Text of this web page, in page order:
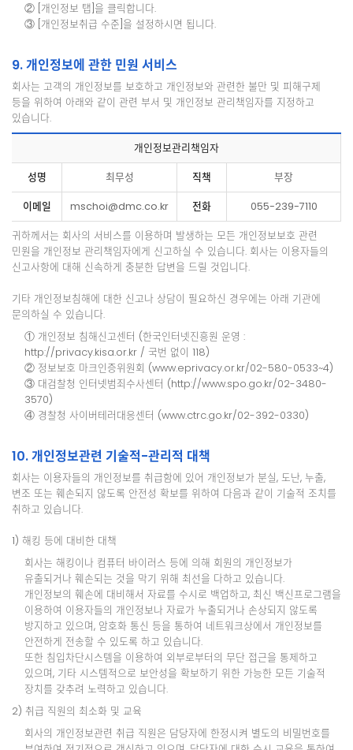
② [개인정보 탭]을 클릭합니다.
③ [개인정보취급 수준]을 설정하시면 됩니다.
9. 개인정보에 관한 민원 서비스
회사는 고객의 개인정보를 보호하고 개인정보와 관련한 불만 및 피해구제
등을 위하여 아래와 같이 관련 부서 및 개인정보 관리책임자를 지정하고
있습니다.
개인정보관리책임자
성명 최무성 직책 부장
이메일 mschoi@dmc.co.kr 전화 055-239-7110
귀하께서는 회사의 서비스를 이용하며 발생하는 모든 개인정보보호 관련
민원을 개인정보 관리책임자에게 신고하실 수 있습니다. 회사는 이용자들의
신고사항에 대해 신속하게 충분한 답변을 드릴 것입니다.
기타 개인정보침해에 대한 신고나 상담이 필요하신 경우에는 아래 기관에
문의하실 수 있습니다.
① 개인정보 침해신고센터 (한국인터넷진흥원 운영 :
http://privacy.kisa.or.kr / 국번 없이 118)
② 정보보호 마크인증위원회 (www.eprivacy.or.kr/02-580-0533~4)
③ 대검찰청 인터넷범죄수사센터 (http://www.spo.go.kr/02-3480-
3570)
④ 경찰청 사이버테러대응센터 (www.ctrc.go.kr/02-392-0330)
10. 개인정보관련 기술적-관리적 대책
회사는 이용자들의 개인정보를 취급함에 있어 개인정보가 분실, 도난, 누출,
변조 또는 훼손되지 않도록 안전성 확보를 위하여 다음과 같이 기술적 조치를
취하고 있습니다.
1) 해킹 등에 대비한 대책
회사는 해킹이나 컴퓨터 바이러스 등에 의해 회원의 개인정보가
유출되거나 훼손되는 것을 막기 위해 최선을 다하고 있습니다.
개인정보의 훼손에 대비해서 자료를 수시로 백업하고, 최신 백신프로그램을
이용하여 이용자들의 개인정보나 자료가 누출되거나 손상되지 않도록
방지하고 있으며, 암호화 통신 등을 통하여 네트워크상에서 개인정보를
안전하게 전송할 수 있도록 하고 있습니다.
또한 침입차단시스템을 이용하여 외부로부터의 무단 접근을 통제하고
있으며, 기타 시스템적으로 보안성을 확보하기 위한 가능한 모든 기술적
장치를 갖추려 노력하고 있습니다.
2) 취급 직원의 최소화 및 교육
회사의 개인정보관련 취급 직원은 담당자에 한정시켜 별도의 비밀번호를